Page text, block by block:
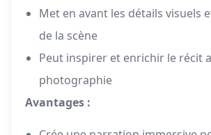
Met en avant les détails visuels
de la scène
Peut inspirer et enrichir le récit
photographie
Avantages :